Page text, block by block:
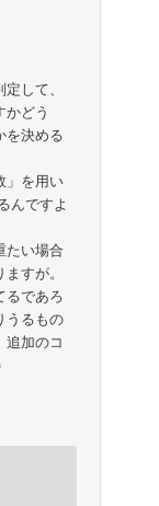
して、
どう
を決める
」を用い
んですよ
たい場合
すが。
るであろ
うるもの
追加のコ